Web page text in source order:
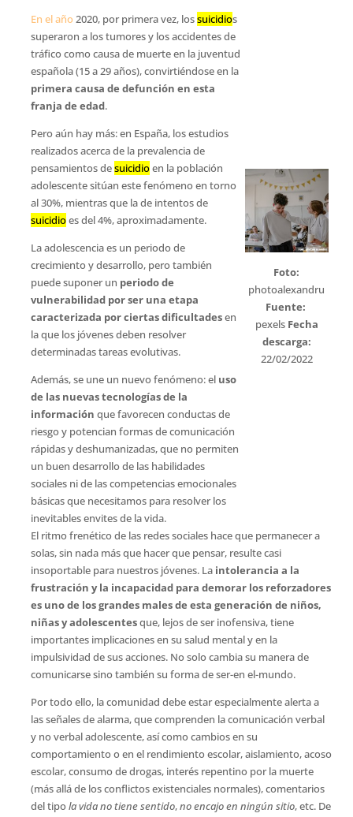
En el año 2020, por primera vez, lossuicidios
superaron a los tumores y los accidentes de
tráfico como causa de muerte en la juventud
española (15 a 29 años), convirtiéndose en la
primera causa de defunción en esta
franja de edad.
Pero aún hay más: en España, los estudios
realizados acerca de la prevalencia de
pensamientos desuicidioen la población
adolescente sitúan este fenómeno en torno
al 30%, mientras que la de intentos de
suicidioes del 4%, aproximadamente.
La adolescencia es un periodo de
crecimiento y desarrollo, pero también
puede suponer un periodo de
vulnerabilidad por ser una etapa
caracterizada por ciertas dificultadesen
la que los jóvenes deben resolver
determinadas tareas evolutivas.
Además, se une un nuevo fenómeno: el uso
de las nuevas tecnologías de la
información que favorecen conductas de
riesgo y potencian formas de comunicación
rápidas y deshumanizadas, que no permiten
un buen desarrollo de las habilidades
sociales ni de las competencias emocionales
básicas que necesitamos para resolver los
inevitables envites de la vida.
Foto:
photoalexandru
Fuente:
pexelsFecha
descarga:
22/02/2022
El ritmo frenético de las redes sociales hace que permanecer a
solas, sin nada más que hacer que pensar, resulte casi
insoportable para nuestros jóvenes. La intolerancia a la
frustración y la incapacidad para demorar los reforzadores
es uno de los grandes males de esta generación de niños,
niñas y adolescentesque, lejos de ser inofensiva, tiene
importantes implicaciones en su salud mental y en la
impulsividad de sus acciones. No solo cambia su manera de
comunicarse sino también su forma de ser-en el-mundo.
Por todo ello, la comunidad debe estar especialmente alerta a
las señales de alarma, que comprenden la comunicación verbal
y no verbal adolescente, así como cambios en su
comportamiento o en el rendimiento escolar, aislamiento, acoso
escolar, consumo de drogas, interés repentino por la muerte
(más allá de los conflictos existenciales normales), comentarios
del tipola vida no tiene sentido,no encajo en ningún sitio, etc. De